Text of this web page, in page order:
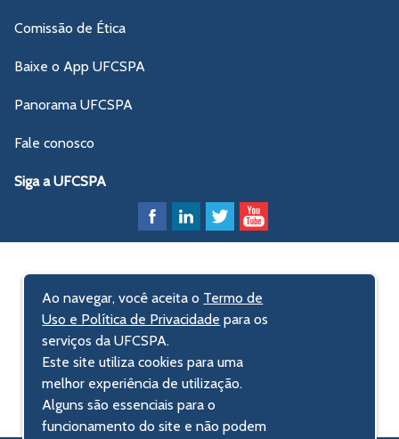
Comissão de Ética
Baixe o App UFCSPA
Panorama UFCSPA
Fale conosco
Siga a UFCSPA
Ao navegar, você aceita o Termo de
Uso e Política de Privacidade para os
serviços da UFCSPA.
Este site utiliza cookies para uma
melhor experiência de utilização.
Alguns são essenciais para o
funcionamento do site e não podem